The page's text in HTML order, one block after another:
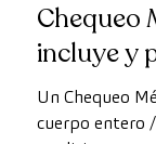
Chequeo
incluye y
más
Un Chequeo
cuerpo entero